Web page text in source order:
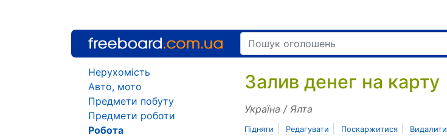
Залив денег на карту
Україна / Ялта
Підняти Редагувати Поскаржитися Видалити
Нерухомість
Авто, мото
Предмети побуту
Предмети роботи
Робота